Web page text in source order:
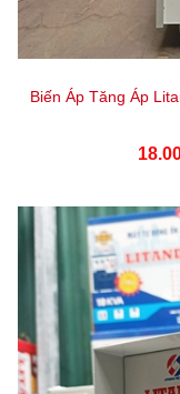
Biến Áp Tăng Áp